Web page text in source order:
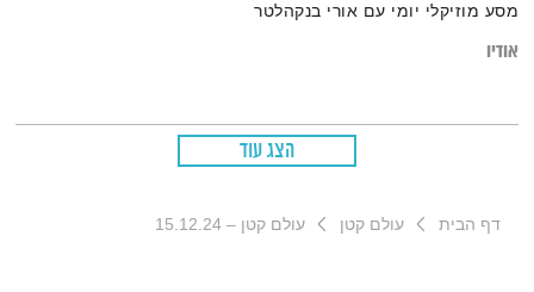
מסע מוזיקלי יומי עם אורי בנקהלטר
אודיו
הצג עוד
דף הבית עולם קטן עולם קטן – 15.12.24